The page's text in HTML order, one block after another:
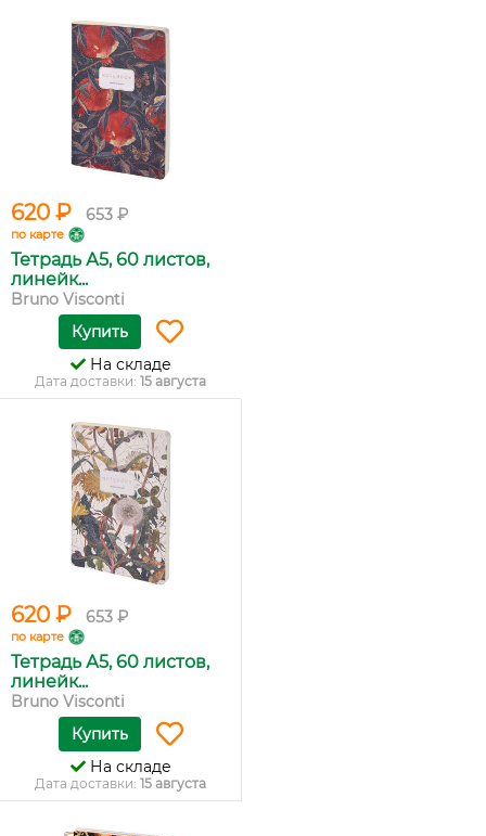
620 ₽ 653 ₽
по карте
Тетрадь А5, 60 листов,
линейк...
Bruno Visconti
Купить
На складе
Дата доставки: 15 августа
620 ₽ 653 ₽
по карте
Тетрадь А5, 60 листов,
линейк...
Bruno Visconti
Купить
На складе
Дата доставки: 15 августа